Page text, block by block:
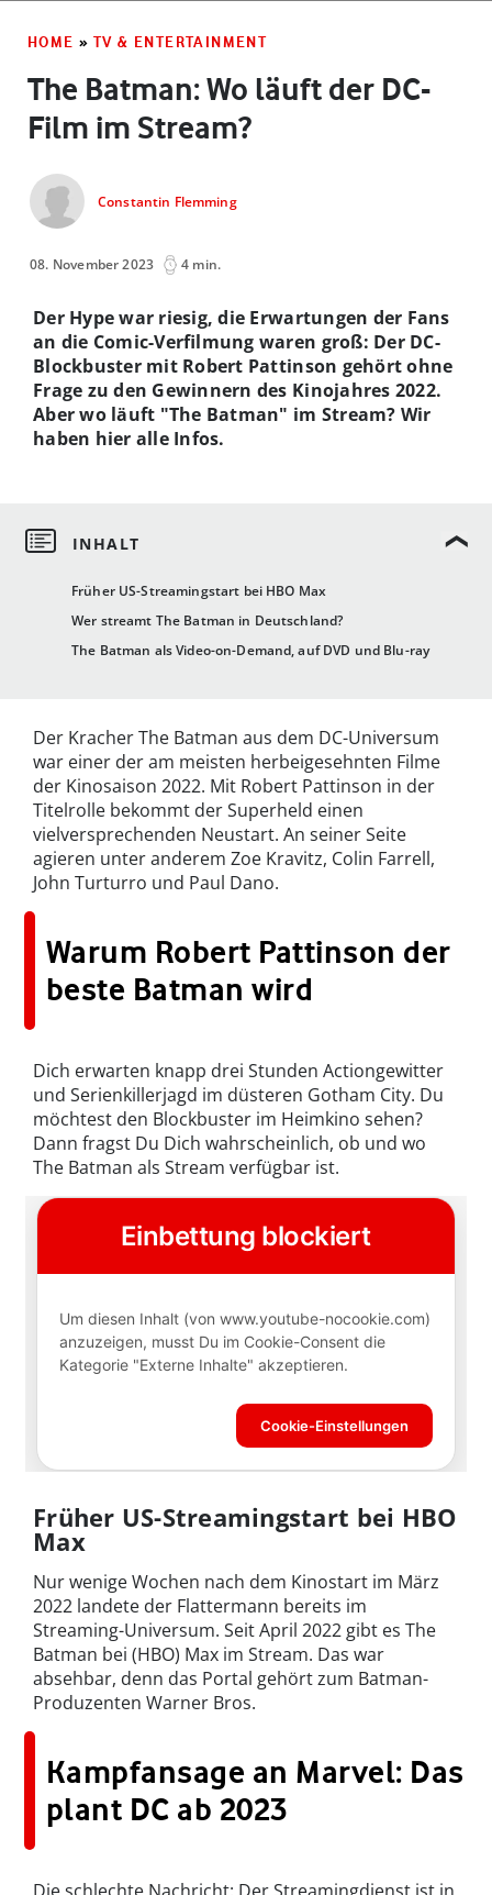
HOME » TV & ENTERTAINMENT
The Batman: Wo läuft der DC-
Film im Stream?
Constantin Flemming
08. November 2023 4 min.
Früher US-Streamingstart bei HBO Max
Wer streamt The Batman in Deutschland?
The Batman als Video-on-Demand, auf DVD und Blu-ray
Der Hype war riesig, die Erwartungen der Fans
an die Comic-Verfilmung waren groß: Der DC-
Blockbuster mit Robert Pattinson gehört ohne
Frage zu den Gewinnern des Kinojahres 2022.
Aber wo läuft "The Batman" im Stream? Wir
haben hier alle Infos.
Der Kracher The Batman aus dem DC-Universum
war einer der am meisten herbeigesehnten Filme
der Kinosaison 2022. Mit Robert Pattinson in der
Titelrolle bekommt der Superheld einen
vielversprechenden Neustart. An seiner Seite
agieren unter anderem Zoe Kravitz, Colin Farrell,
John Turturro und Paul Dano.
Warum Robert Pattinson der
beste Batman wird
Dich erwarten knapp drei Stunden Actiongewitter
und Serienkillerjagd im düsteren Gotham City. Du
möchtest den Blockbuster im Heimkino sehen?
Dann fragst Du Dich wahrscheinlich, ob und wo
The Batman als Stream verfügbar ist.
Früher US-Streamingstart bei HBO
Max
Nur wenige Wochen nach dem Kinostart im März
2022 landete der Flattermann bereits im
Streaming-Universum. Seit April 2022 gibt es The
Batman bei (HBO) Max im Stream. Das war
absehbar, denn das Portal gehört zum Batman-
Produzenten Warner Bros.
Kampfansage an Marvel: Das
plant DC ab 2023